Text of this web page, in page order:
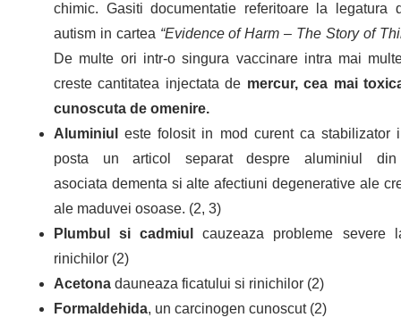
chimic. Gasiti documentatie referitoare la legatura
autism in cartea “Evidence of Harm – The Story of
De multe ori intr-o singura vaccinare intra mai
creste cantitatea injectata de mercur, cea mai
cunoscuta de omenire.
Aluminiul
este folosit in mod curent ca stabilizator
posta un articol separat despre aluminiul
asociata dementa si alte afectiuni degenerative ale
ale maduvei osoase. (2, 3)
Plumbul si cadmiul
cauzeaza probleme severe
rinichilor (2)
Acetona dauneaza ficatului si rinichilor (2)
Formaldehida, un carcinogen cunoscut (2)